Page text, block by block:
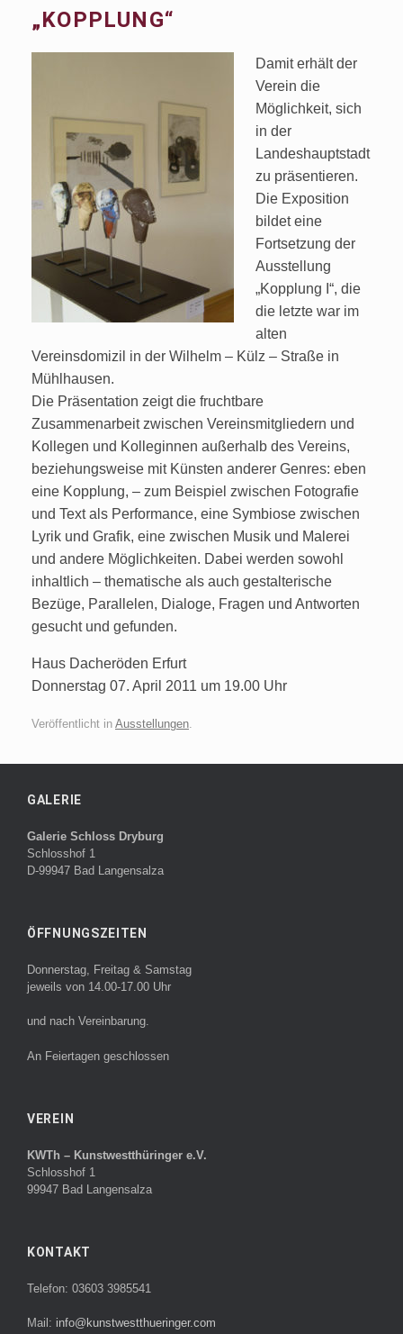
„KOPPLUNG“
Damit erhält der
Verein die
Möglichkeit, sich
in der
Landeshauptstadt
zu präsentieren.
Die Exposition
bildet eine
Fortsetzung der
Ausstellung
„Kopplung I“, die
die letzte war im
alten
Vereinsdomizil in der Wilhelm – Külz – Straße in
Mühlhausen.
Die Präsentation zeigt die fruchtbare
Zusammenarbeit zwischen Vereinsmitgliedern und
Kollegen und Kolleginnen außerhalb des Vereins,
beziehungsweise mit Künsten anderer Genres: eben
eine Kopplung, – zum Beispiel zwischen Fotografie
und Text als Performance, eine Symbiose zwischen
Lyrik und Grafik, eine zwischen Musik und Malerei
und andere Möglichkeiten. Dabei werden sowohl
inhaltlich – thematische als auch gestalterische
Bezüge, Parallelen, Dialoge, Fragen und Antworten
gesucht und gefunden.
Haus Dacheröden Erfurt
Donnerstag 07. April 2011 um 19.00 Uhr
Veröffentlicht in Ausstellungen
GALERIE
Galerie Schloss Dryburg
Schlosshof 1
D-99947 Bad Langensalza
ÖFFNUNGSZEITEN
Donnerstag, Freitag & Samstag
jeweils von 14.00-17.00 Uhr
und nach Vereinbarung.
An Feiertagen geschlossen
VEREIN
KWTh – Kunstwestthüringer e.V.
Schlosshof 1
99947 Bad Langensalza
KONTAKT
Telefon: 03603 3985541
Mail: info@kunstwestthueringer.com